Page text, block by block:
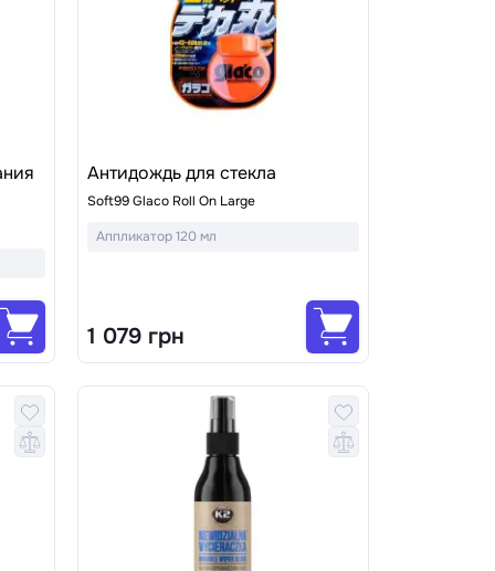
Антидождь для стекла
Soft99 Glaco Roll On Large
Аппликатор 120 мл
1 079 грн